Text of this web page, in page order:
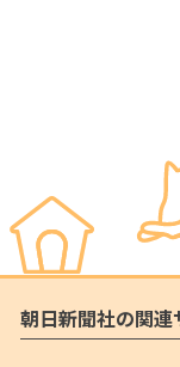
朝日新聞社の関連